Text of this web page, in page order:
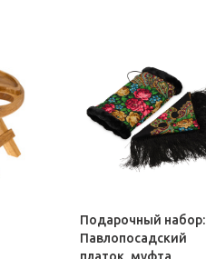
Подарочный набор:
Павлопосадский